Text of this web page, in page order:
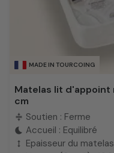
MADE IN TOURCOING
Matelas lit d'appoint
cm
compress Soutien : Ferme
bedtime Accueil : Equilibré
height Epaisseur du